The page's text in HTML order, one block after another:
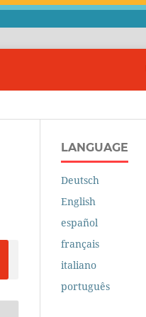
LANGUAGE
Deutsch
English
español
français
italiano
português